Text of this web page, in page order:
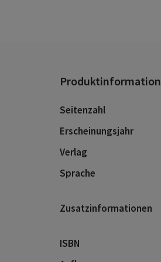
Produktinformation
Seitenzahl
Erscheinungsjahr
Verlag
Sprache
Zusatzinformationen
ISBN